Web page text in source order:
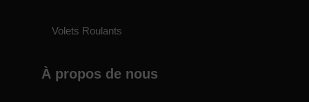
Volets Roulants
À propos de nous